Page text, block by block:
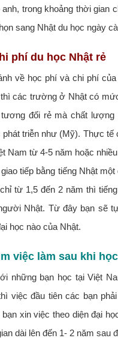
anh, trong khoảng thời gian
sang Nhật du học ngày
phí du học Nhật rẻ
về học phí và chi phí
các trường ở Nhật có
tương đối rẻ mà chất
triễn như (Mỹ). Thực tế
Nam từ 4-5 năm hoặc
tiếp bằng tiếng Nhật
từ 1,5 đến 2 năm thì
Nhật. Từ đây bạn sẽ
học nào của Nhật.
việc làm sau khi
những bạn học tại Việt
việc đầu tiên các bạn
bạn xin việc theo diện đại
dài lên đến 1- 2 năm sau